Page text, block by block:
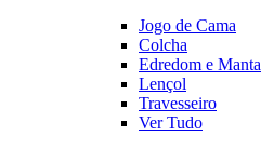
Jogo de Cama
Colcha
Edredom e Manta
Lençol
Travesseiro
Ver Tudo